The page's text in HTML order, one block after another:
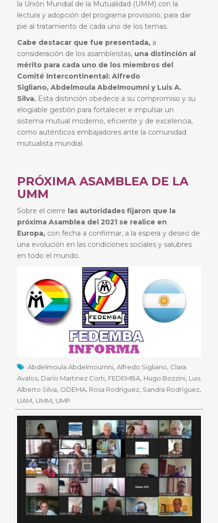
la Unión Mundial de la Mutualidad (UMM) con la
lectura y adopción del programa provisorio, para dar
pie al tratamiento de cada uno de los temas.
Cabe destacar que fue presentada, a
consideración de los asambleístas, una distinción al
mérito para cada uno de los miembros del
Comité Intercontinental: Alfredo
Sigliano, Abdelmoula Abdelmoumni y Luis A.
Silva. Esta distinción obedece a su compromiso y su
elogiable gestión para fortalecer e impulsar un
sistema mutual moderno, eficiente y de excelencia,
como auténticos embajadores ante la comunidad
mutualista mundial.
PRÓXIMA ASAMBLEA DE LA
UMM
Sobre el cierre las autoridades fijaron que la
próxima Asamblea del 2021 se realice en
Europa, con fecha a confirmar, a la espera y deseo de
una evolución en las condiciones sociales y salubres
en todo el mundo.
Abdelmoula Abdelmoumni, Alfredo Sigliano, Clara
Avalos, Darío Martinez Corti, FEDEMBA, Hugo Bozzini, Luis
Alberto Silva, ODEMA, Rosa Rodriguez, Sandra Rodríguez,
UAM, UMM, UMP